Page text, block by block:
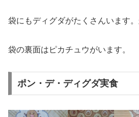
袋にもディグダがたくさんいます。
袋の裏面はピカチュウがいます。
ポン・デ・ディグダ実食